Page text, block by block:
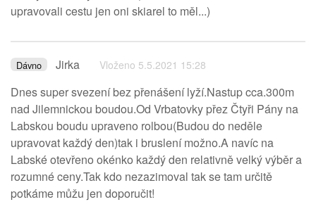
upravovali cestu jen oni skiarel to měl...)
Dávno Jirka Vloženo 5.5.2021 15:28
Dnes super svezení bez přenášení lyží.Nastup cca.300m
nad Jilemnickou boudou.Od Vrbatovky přez Čtyři Pány na
Labskou boudu upraveno rolbou(Budou do neděle
upravovat každý den)tak i bruslení možno.A navíc na
Labské otevřeno okénko každý den relativně velký výběr a
rozumné ceny.Tak kdo nezazimoval tak se tam určitě
potkáme můžu jen doporučit!